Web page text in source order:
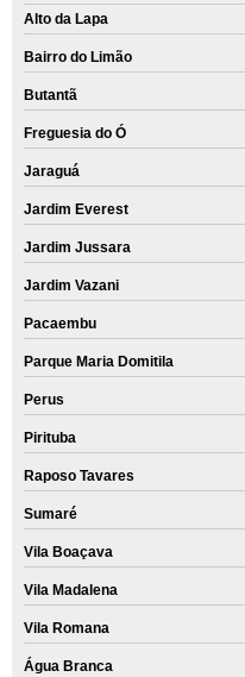
Alto da Lapa
Bairro do Limão
Butantã
Freguesia do Ó
Jaraguá
Jardim Everest
Jardim Jussara
Jardim Vazani
Pacaembu
Parque Maria Domitila
Perus
Pirituba
Raposo Tavares
Sumaré
Vila Boaçava
Vila Madalena
Vila Romana
Água Branca